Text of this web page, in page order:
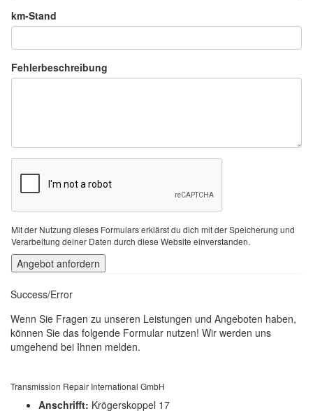
km-Stand
Fehlerbeschreibung
Mit der Nutzung dieses Formulars erklärst du dich mit der Speicherung und
Verarbeitung deiner Daten durch diese Website einverstanden.
Success/Error
Wenn Sie Fragen zu unseren Leistungen und Angeboten haben,
können Sie das folgende Formular nutzen! Wir werden uns
umgehend bei Ihnen melden.
Transmission Repair International GmbH
Anschrifft: Krögerskoppel 17